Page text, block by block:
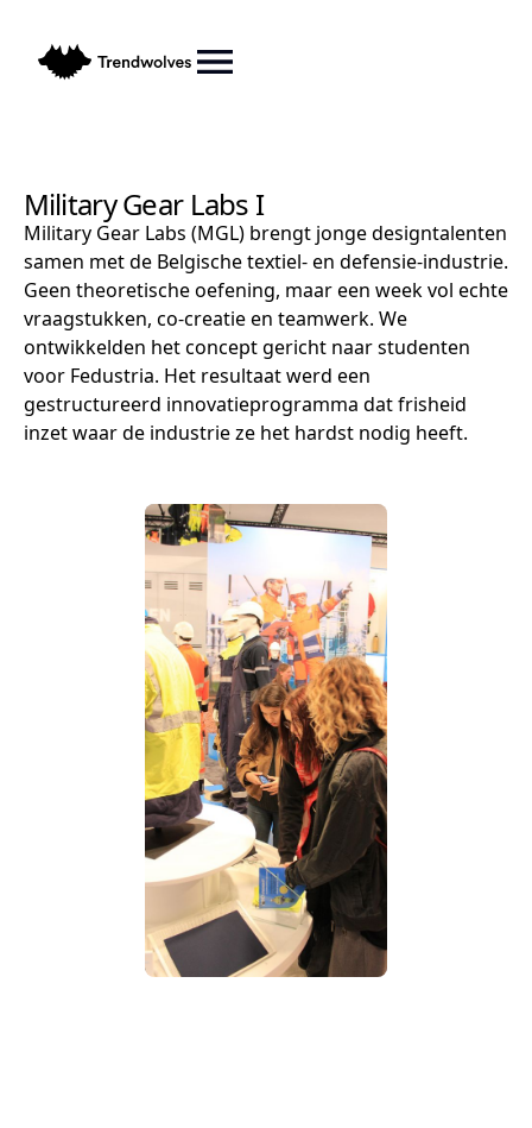
Military Gear Labs I
Military Gear Labs (MGL) brengt jonge designtalenten
samen met de Belgische textiel- en defensie-industrie.
Geen theoretische oefening, maar een week vol echte
vraagstukken, co-creatie en teamwerk. We
ontwikkelden het concept gericht naar studenten
voor Fedustria. Het resultaat werd een
gestructureerd innovatieprogramma dat frisheid
inzet waar de industrie ze het hardst nodig heeft.